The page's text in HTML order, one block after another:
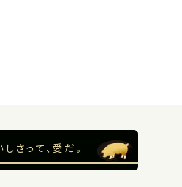
しさって、愛だ。